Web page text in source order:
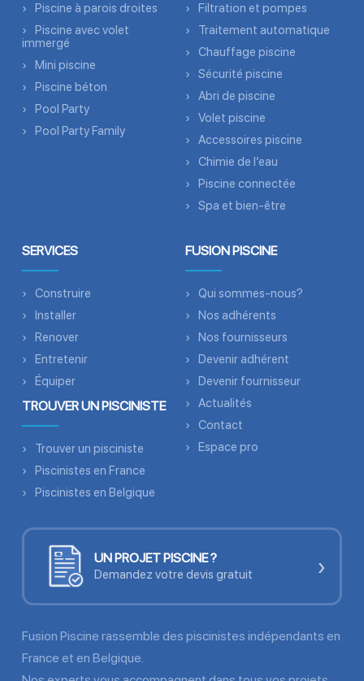
Piscine à parois droites
Piscine avec volet
immergé
Mini piscine
Piscine béton
Pool Party
Pool Party Family
Filtration et pompes
Traitement automatique
Chauffage piscine
Sécurité piscine
Abri de piscine
Volet piscine
Accessoires piscine
Chimie de l’eau
Piscine connectée
Spa et bien-être
SERVICES
Construire
Installer
Renover
Entretenir
Équiper
TROUVER UN PISCINISTE
Trouver un pisciniste
Piscinistes en France
Piscinistes en Belgique
FUSION PISCINE
Qui sommes-nous?
Nos adhérents
Nos fournisseurs
Devenir adhérent
Devenir fournisseur
Actualités
Contact
Espace pro
UN PROJET PISCINE ?
Demandez votre devis gratuit ›
Fusion Piscine rassemble des piscinistes indépendants en
France et en Belgique.